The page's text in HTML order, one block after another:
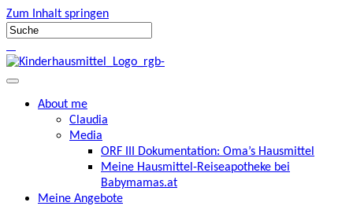
Zum Inhalt springen
About me
Claudia
Media
ORF III Dokumentation: Oma’s Hausmittel
Meine Hausmittel-Reiseapotheke bei
Babymamas.at
Meine Angebote